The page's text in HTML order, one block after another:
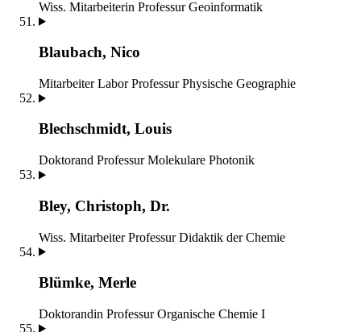
Wiss. Mitarbeiterin Professur Geoinformatik
Blaubach, Nico
Mitarbeiter Labor Professur Physische Geographie
Blechschmidt, Louis
Doktorand Professur Molekulare Photonik
Bley, Christoph, Dr.
Wiss. Mitarbeiter Professur Didaktik der Chemie
Blümke, Merle
Doktorandin Professur Organische Chemie I